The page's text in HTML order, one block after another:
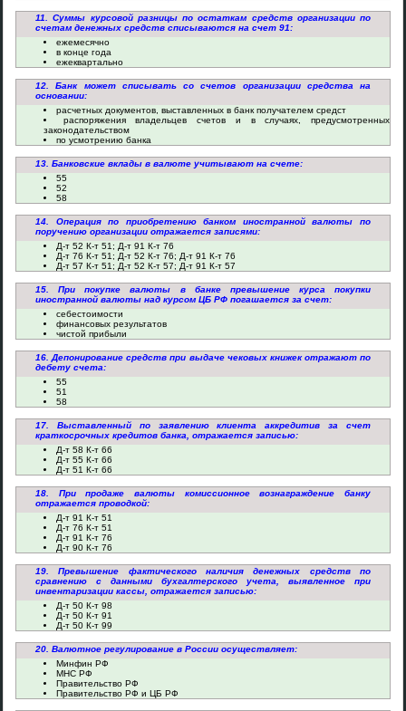
11. Суммы курсовой разницы по остаткам средств организации по
счетам денежных средств списываются на счет 91:
ежемесячно
в конце года
ежеквартально
12. Банк может списывать со счетов организации средства на
основании:
расчетных документов, выставленных в банк получателем средст
распоряжения владельцев счетов и в случаях, предусмотренных
законодательством
по усмотрению банка
13. Банковские вклады в валюте учитывают на счете:
55
52
58
14. Операция по приобретению банком иностранной валюты по
поручению организации отражается записями:
Д-т 52 К-т 51; Д-т 91 К-т 76
Д-т 76 К-т 51; Д-т 52 К-т 76; Д-т 91 К-т 76
Д-т 57 К-т 51; Д-т 52 К-т 57; Д-т 91 К-т 57
15. При покупке валюты в банке превышение курса покупки
иностранной валюты над курсом ЦБ РФ погашается за счет:
себестоимости
финансовых результатов
чистой прибыли
16. Депонирование средств при выдаче чековых книжек отражают по
дебету счета:
55
51
58
17. Выставленный по заявлению клиента аккредитив за счет
краткосрочных кредитов банка, отражается записью:
Д-т 58 К-т 66
Д-т 55 К-т 66
Д-т 51 К-т 66
18. При продаже валюты комиссионное вознаграждение банку
отражается проводкой:
Д-т 91 К-т 51
Д-т 76 К-т 51
Д-т 91 К-т 76
Д-т 90 К-т 76
19. Превышение фактического наличия денежных средств по
сравнению с данными бухгалтерского учета, выявленное при
инвентаризации кассы, отражается записью:
Д-т 50 К-т 98
Д-т 50 К-т 91
Д-т 50 К-т 99
20. Валютное регулирование в России осуществляет:
Минфин РФ
МНС РФ
Правительство РФ
Правительство РФ и ЦБ РФ